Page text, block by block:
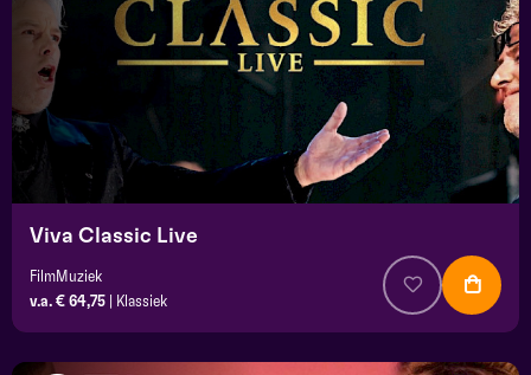
Viva Classic Live
FilmMuziek
v.a. € 64,75
Klassiek